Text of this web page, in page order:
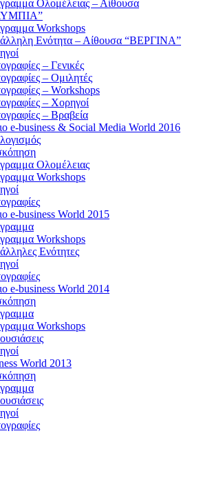
Ολομέλειας – Αίθουσα
Workshops
Ενότητα – Αίθουσα “ΒΕΡΓΙΝΑ”
– Γενικές
– Ομιλητές
– Workshops
– Χορηγοί
– Βραβεία
e-business & Social Media World 2016
Ολομέλειας
Workshops
e-business World 2015
Workshops
Ενότητες
e-business World 2014
Workshops
World 2013